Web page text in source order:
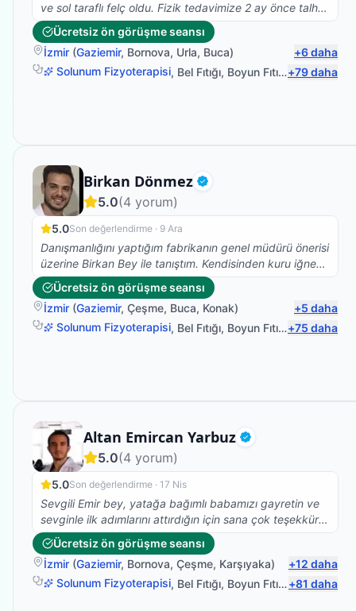
ve sol taraflı felç oldu. Fizik tedavimize 2 ay önce talha
beyle başladık çok olumlu ve güzel sonuçlar aldık,
şükürler olsun ki yatalak olan babam bugün ilk defa
kendi başına ayağa kalkabildi, çok mutluyum, talha bey
gerçekten de alanında çok iyi ve işini severek yapıyor,
Ücretsiz ön görüşme seansı
İzmir (Gaziemir, Bornova, Urla, Buca) +6daha
Solunum Fizyoterapisi, Bel Fıtığı, Boyun Fıtığı ,Omuz Bağ
+79daha
Birkan Dönmez Doğrulanmış
Fizyoterapist
5.0(4 yorum)
5.0Son değerlendirme · 9 Ara
Danışmanlığını yaptığım fabrikanın genel müdürü önerisi
üzerine Birkan Bey ile tanıştım. Kendisinden kuru iğne
tedavisi aldım ve ilk seansta bile ağrılarımı hafifletti
işinde tecrübeli ve gönül rahatlığı ile herkese tavsiye
edebilirim.
Ücretsiz ön görüşme seansı
İzmir (Gaziemir, Çeşme, Buca, Konak) +5 daha
Solunum Fizyoterapisi, Bel Fıtığı, Boyun Fıtığı ,Omuz Bağ
+75 daha
Altan Emircan Yarbuz Doğrulanmış
Fizyoterapist
5.0(4 yorum)
5.0Son değerlendirme · 17 Nis
Sevgili Emir bey, yatağa bağımlı babamızı gayretin ve
sevginle ilk adımlarını attırdığın için sana çok teşekkür
ederiz. Yolun açık olsun...
Ücretsiz ön görüşme seansı
İzmir (Gaziemir, Bornova, Çeşme, Karşıyaka) +12 daha
Solunum Fizyoterapisi, Bel Fıtığı, Boyun Fıtığı ,Omuz Bağ
+81 daha